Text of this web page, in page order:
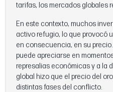
tarifas, los mercados globales
En este contexto, muchos
activo refugio, lo que provocó
en consecuencia, en su
puede apreciarse en
represalias económicas y a la
global hizo que el precio del
distintas fases del conflicto.